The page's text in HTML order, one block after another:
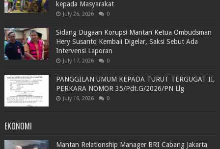
kepada Masyarakat
July 26, 2026 0
Sidang Dugaan Korupsi Mantan Ketua Ombudsman
Hery Susanto Kembali Digelar, Saksi Sebut Ada
Intervensi Laporan
July 17, 2026 0
PANGGILAN UMUM KEPADA TURUT TERGUGAT II,
PERKARA NOMOR 35/Pdt.G/2026/PN Llg
July 16, 2026 0
EKONOMI
Mantan Relationship Manager BRI Cabang Jakarta